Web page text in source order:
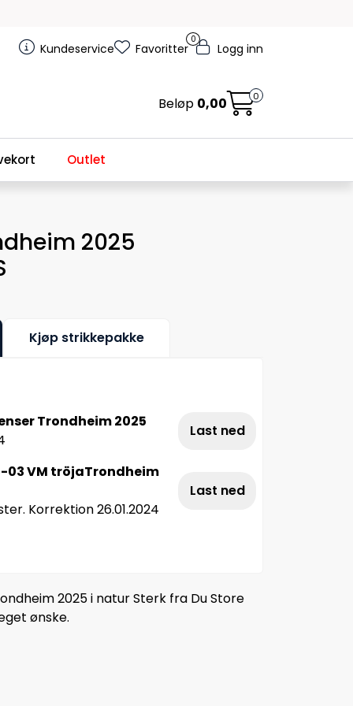
Kundeservice
0
Favoritter Logg inn
Beløp 0,00 0
Outlet
2025
Kjøp strikkepakke
Trondheim 2025
Last ned
03 VM tröjaTrondheim
Korrektion 26.01.2024
Last ned
2025 i natur Sterk fra Du Store
ønske.